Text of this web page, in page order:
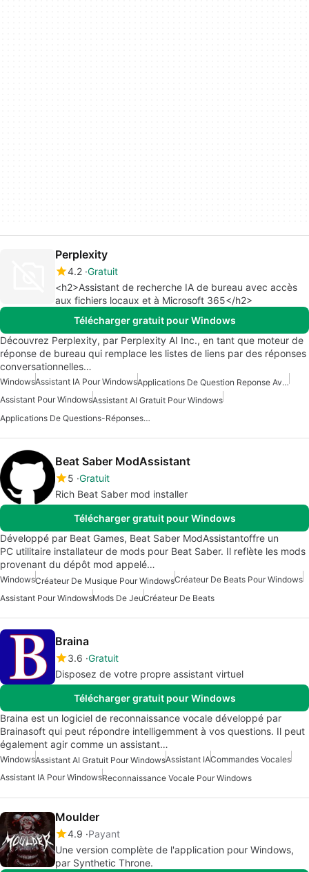
Perplexity
4.2 Gratuit
<h2>Assistant de recherche IA de bureau avec accès
aux fichiers locaux et à Microsoft 365</h2>
Télécharger gratuit pour Windows
Découvrez Perplexity, par Perplexity AI Inc., en tant que moteur de
réponse de bureau qui remplace les listes de liens par des réponses
conversationnelles…
WindowsAssistant IA Pour Windows
Applications De Question Reponse Avec Intelligence Artificielle
Assistant Pour WindowsAssistant AI Gratuit Pour Windows
Applications De Questions-Réponses En Intelligence Artificielle
Beat Saber ModAssistant
5 Gratuit
Rich Beat Saber mod installer
Télécharger gratuit pour Windows
Développé par Beat Games, Beat Saber ModAssistantoffre un
PC utilitaire installateur de mods pour Beat Saber. Il reflète les mods
provenant du dépôt mod appelé…
WindowsCréateur De Musique Pour WindowsCréateur De Beats Pour Windows
Assistant Pour WindowsMods De JeuCréateur De Beats
Braina
3.6 Gratuit
Disposez de votre propre assistant virtuel
Télécharger gratuit pour Windows
Braina est un logiciel de reconnaissance vocale développé par
Brainasoft qui peut répondre intelligemment à vos questions. Il peut
également agir comme un assistant…
WindowsAssistant AI Gratuit Pour WindowsAssistant IACommandes Vocales
Assistant IA Pour WindowsReconnaissance Vocale Pour Windows
Moulder
4.9 Payant
Une version complète de l'application pour Windows,
par Synthetic Throne.